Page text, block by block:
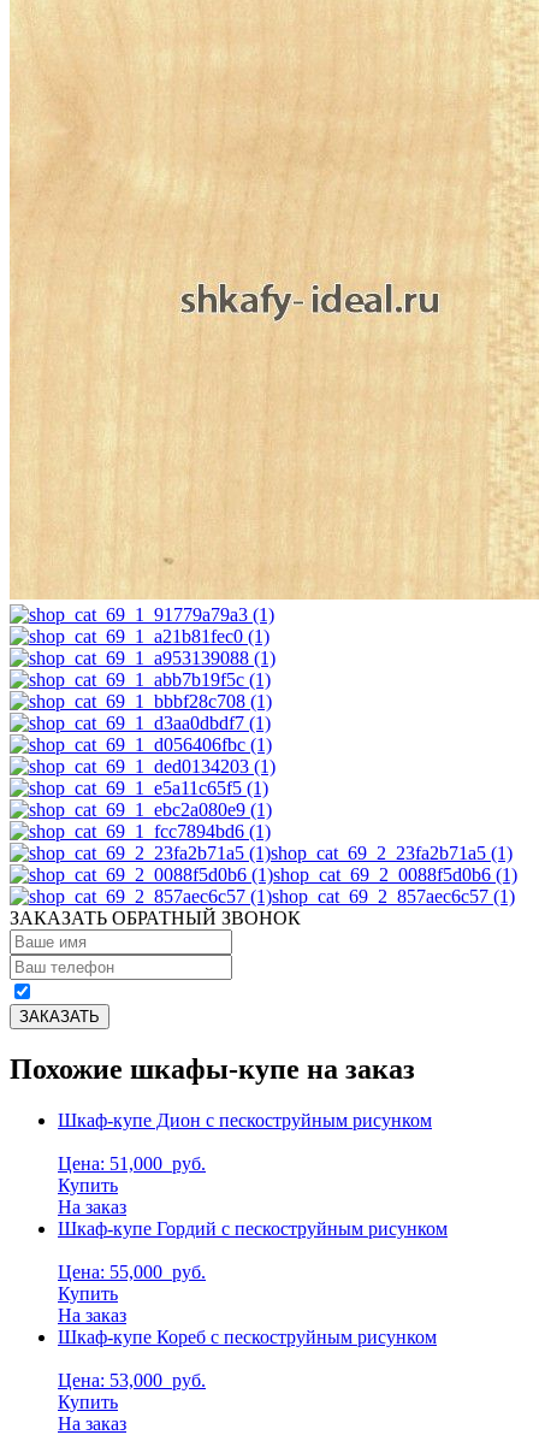
shop_cat_69_2_23fa2b71a5 (1)
shop_cat_69_2_0088f5d0b6 (1)
shop_cat_69_2_857aec6c57 (1)
ЗАКАЗАТЬ ОБРАТНЫЙ ЗВОНОК
Похожие шкафы-купе на заказ
Шкаф-купе Дион с пескоструйным рисунком
Цена: 51,000 руб.
Купить
На заказ
Шкаф-купе Гордий с пескоструйным рисунком
Цена: 55,000 руб.
Купить
На заказ
Шкаф-купе Кореб с пескоструйным рисунком
Цена: 53,000 руб.
Купить
На заказ